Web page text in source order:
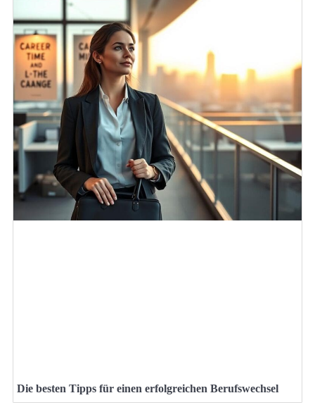
Die besten Tipps für einen erfolgreichen Berufswechsel